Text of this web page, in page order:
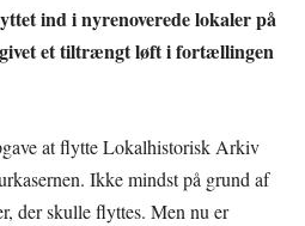
ind i nyrenoverede lokaler på
et tiltrængt løft i fortællingen
at flytte Lokalhistorisk Arkiv
Ikke mindst på grund af
der skulle flyttes. Men nu er